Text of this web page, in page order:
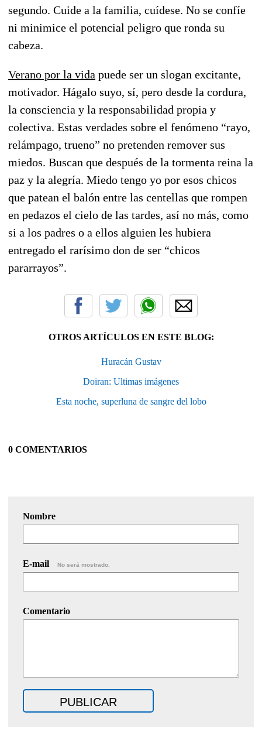
segundo. Cuide a la familia, cuídese. No se confíe
ni minimice el potencial peligro que ronda su
cabeza.
Verano por la vida puede ser un slogan excitante,
motivador. Hágalo suyo, sí, pero desde la cordura,
la consciencia y la responsabilidad propia y
colectiva. Estas verdades sobre el fenómeno “rayo,
relámpago, trueno” no pretenden remover sus
miedos. Buscan que después de la tormenta reina la
paz y la alegría. Miedo tengo yo por esos chicos
que patean el balón entre las centellas que rompen
en pedazos el cielo de las tardes, así no más, como
si a los padres o a ellos alguien les hubiera
entregado el rarísimo don de ser “chicos
pararrayos”.
OTROS ARTÍCULOS EN ESTE BLOG:
Huracán Gustav
Doiran: Ultimas imágenes
Esta noche, superluna de sangre del lobo
0 COMENTARIOS
Nombre
E-mail No será mostrado.
Comentario